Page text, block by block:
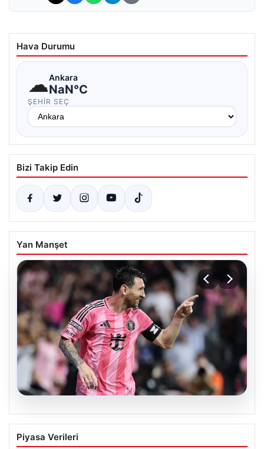
Hava Durumu
☁Ankara
NaN°C
ŞEHIR SEÇ
Bizi Takip Edin
Yan Manşet
06.08.2026
Dünya Kupası rüzgârı sürüyor: Messi
Inter Miami’nin geri dönüşünü başlattı
Piyasa Verileri